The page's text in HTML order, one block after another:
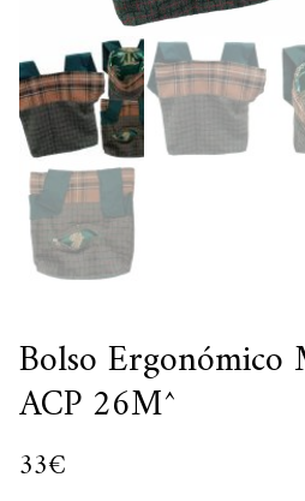
Bolso Ergonómico
ACP 26M^
33€